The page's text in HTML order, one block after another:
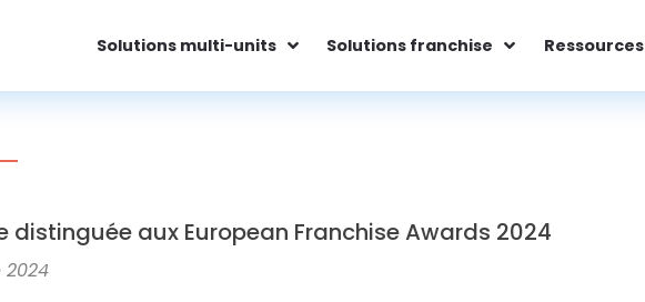
Solutions multi-units Solutions franchise Ressources
distinguée aux European Franchise Awards 2024
2024